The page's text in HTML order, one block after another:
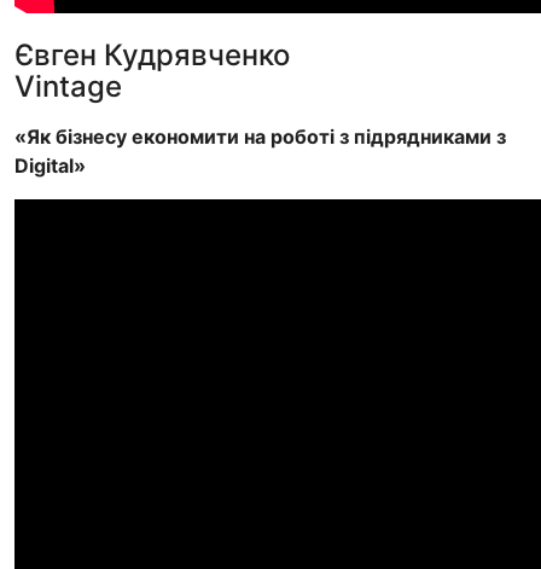
Євген Кудрявченко
Vintage
«Як бізнесу економити на роботі з підрядниками з
Digital»